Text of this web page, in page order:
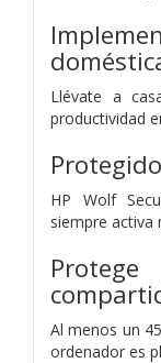
Llévate a
productividad
HP Wolf
siempre activa
Al menos un
ordenador es